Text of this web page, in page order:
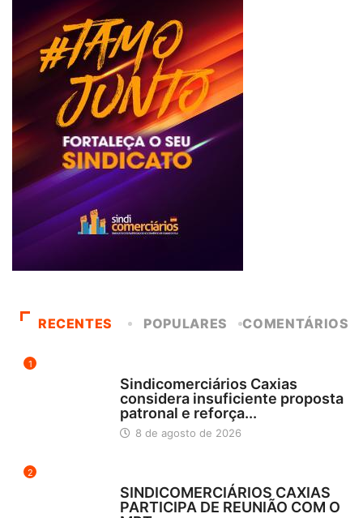
RECENTES POPULARES COMENTÁRIOS
1
Sindicomerciários Caxias
considera insuficiente proposta
patronal e reforça...
8 de agosto de 2026
2
SINDICOMERCIÁRIOS CAXIAS
PARTICIPA DE REUNIÃO COM O